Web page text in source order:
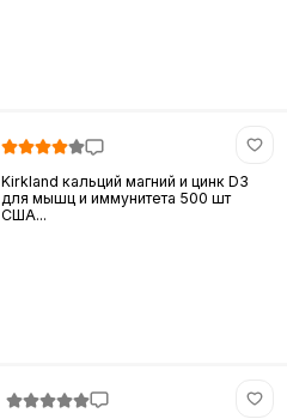
Kirkland кальций магний и цинк D3
для мышц и иммунитета 500 шт
США...